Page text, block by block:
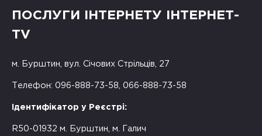
ПОСЛУГИ ІНТЕРНЕТУ ІНТЕРНЕТ-
TV
м. Бурштин, вул. Січових Стрільців, 27
Телефон: 096-888-73-58, 066-888-73-58
Ідентифікатор у Реєстрі:
R50-01932 м. Бурштин, м. Галич